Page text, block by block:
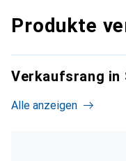
Produkte
Verkaufsrang in
Alle anzeigen